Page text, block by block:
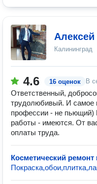
Калининград
4.6 16 оценок В
Ответственный,
трудолюбивый. И самое
профессии - не
работы - имеются. От
оплаты труда.
Косметический ремонт